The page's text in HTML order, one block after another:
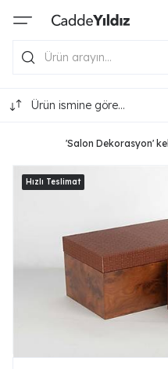
Ürün ismine göre
'Salon Dekorasyon'